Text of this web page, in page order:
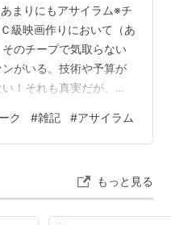
まりにもアサイラム※チ
級映画作りにおいて（あ
のチープで気取らない
ンがいる。技術や予算が
！それも真実だが、ヤ
ル：シャークの進行・感
…日本にもこれだけのシ
ょう！ 日本製のシャー
っただと？違うね
ク #雑記 #アサイラム
もっと見る